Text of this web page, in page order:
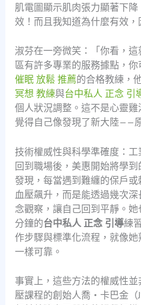
肌電圖顯示肌肉張力顯著下
效！而且我知道為什麼有效，
淑芬在一旁微笑：「你看，
區有許多專業的服務據點，
催眠 放鬆 推薦的合格教練，
冥想 教練與台中私人 正念 引
個人狀況調整。這不是心靈
覺得自己像發現了新大陸——
技術權威性與科學準確度：
回到職場後，美惠開始將學
發現，每當遇到難纏的保戶
血壓飆升，而是能透過幾次
念觀察，讓自己回到平靜。
分鐘的台中私人 正念 引導練
作步驟與標準化流程，就像
一樣可靠。
事實上，這些方法的權威性
壓課程的創始人喬・卡巴金（